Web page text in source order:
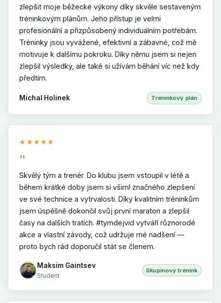
zlepšit moje běžecké výkony díky skvěle sestaveným
tréninkovým plánům. Jeho přístup je velmi
profesionální a přizpůsobený individuálním potřebám.
Tréninky jsou vyvážené, efektivní a zábavné, což mě
motivuje k dalšímu pokroku. Díky němu jsem si nejen
zlepšil výsledky, ale také si užívám běhání víc než kdy
předtím.
Michal Holinek Tréninkový plán
★★★★★
"
Skvělý tým a trenér. Do klubu jsem vstoupil v létě a
během krátké doby jsem si všiml značného zlepšení
ve své technice a vytrvalosti. Díky kvalitním tréninkům
jsem úspěšně dokončil svůj první maraton a zlepšil
časy na dalších tratích. #tymdejvid vytváří různorodé
akce a vlastní závody, což udržuje mé nadšení —
proto bych rád doporučil stát se členem.
Maksim Gaintsev
Student
Skupinový trénink